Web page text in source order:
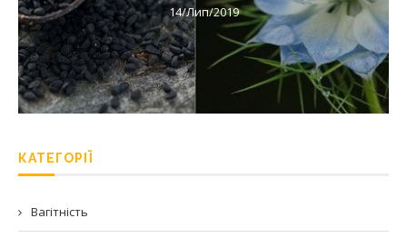
14/Лип/2019
КАТЕГОРІЇ
Вагітність